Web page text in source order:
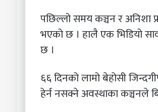
पछिल्लो समय कञ्चन र अनिशा
भएको छ । हालै एक भिडियो
छ ।
६६ दिनको लामो बेहोसी
हेर्न नसक्ने अवस्थाका कञ्चनले